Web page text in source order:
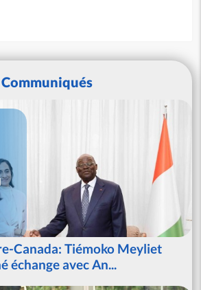
Communiqués
Canada: Tiémoko Meyliet
échange avec An...